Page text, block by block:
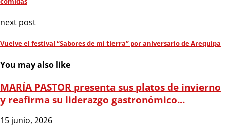
next post
Vuelve el festival “Sabores de mi tierra” por aniversario de Arequipa
You may also like
MARÍA PASTOR presenta sus platos de invierno
y reafirma su liderazgo gastronómico...
15 junio, 2026